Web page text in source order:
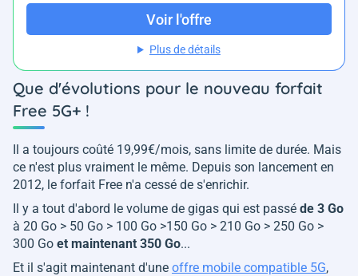
Voir l'offre
Plus de détails
Que d'évolutions pour le nouveau forfait
Free 5G+ !
Il a toujours coûté 19,99€/mois, sans limite de durée. Mais
ce n'est plus vraiment le même. Depuis son lancement en
2012, le forfait Free n'a cessé de s'enrichir.
Il y a tout d'abord le volume de gigas qui est passé de 3 Go
à 20 Go > 50 Go > 100 Go >150 Go > 210 Go > 250 Go >
300 Go et maintenant 350 Go...
Et il s'agit maintenant d'une offre mobile compatible 5G,